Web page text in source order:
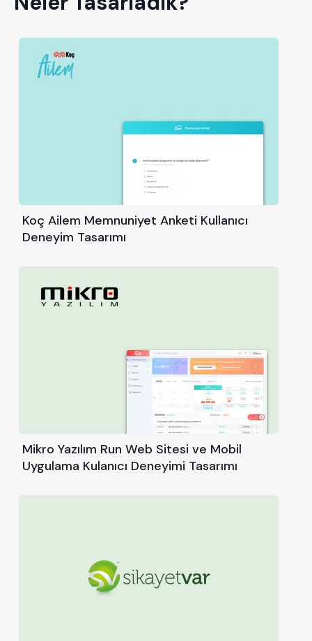
Koç Ailem Memnuniyet Anketi Kullanıcı
Deneyim Tasarımı
Mikro Yazılım Run Web Sitesi ve Mobil
Uygulama Kulanıcı Deneyimi Tasarımı